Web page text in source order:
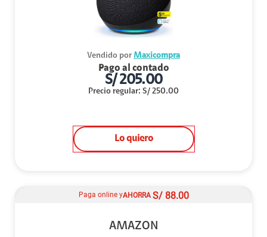
Vendido por Maxicompra
Pago al contado
S/205.00
Precio regular: S/ 250.00
Lo quiero
Paga online yAHORRA S/ 88.00
AMAZON